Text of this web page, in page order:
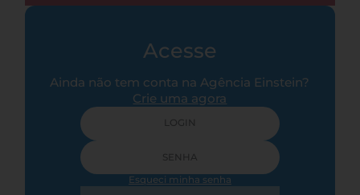
Acesse
Ainda não tem conta na Agência Einstein?
Crie uma agora
Esqueci minha senha